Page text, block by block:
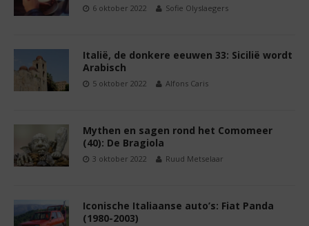
6 oktober 2022 Sofie Olyslaegers
Italië, de donkere eeuwen 33: Sicilië wordt
Arabisch
5 oktober 2022 Alfons Caris
Mythen en sagen rond het Comomeer
(40): De Bragiola
3 oktober 2022 Ruud Metselaar
Iconische Italiaanse auto’s: Fiat Panda
(1980-2003)